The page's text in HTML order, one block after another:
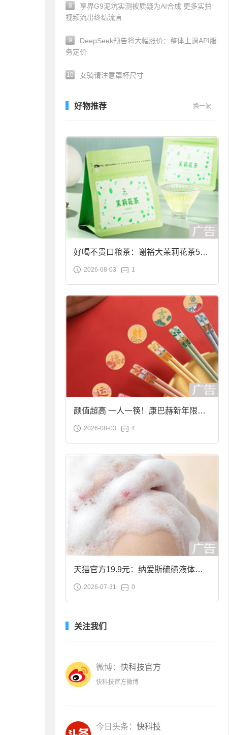
8
享界G9泥坑实测被质疑为AI合成 更多实拍
视频流出终结流言
9
DeepSeek预告将大幅涨价：整体上调API服
务定价
10 女骑请注意罩杯尺寸
好物推荐 换一波
好喝不贵口粮茶：谢裕大茉莉花茶50g
袋装9.9元到手
2026-08-03 1
颜值超高 一人一筷！康巴赫新年限定
合金筷子大促：19.9元
2026-08-03 4
天猫官方19.9元：纳爱斯硫磺液体香
皂2斤大促
2026-07-31 0
关注我们
微博： 快科技官方
快科技官方微博
今日头条： 快科技